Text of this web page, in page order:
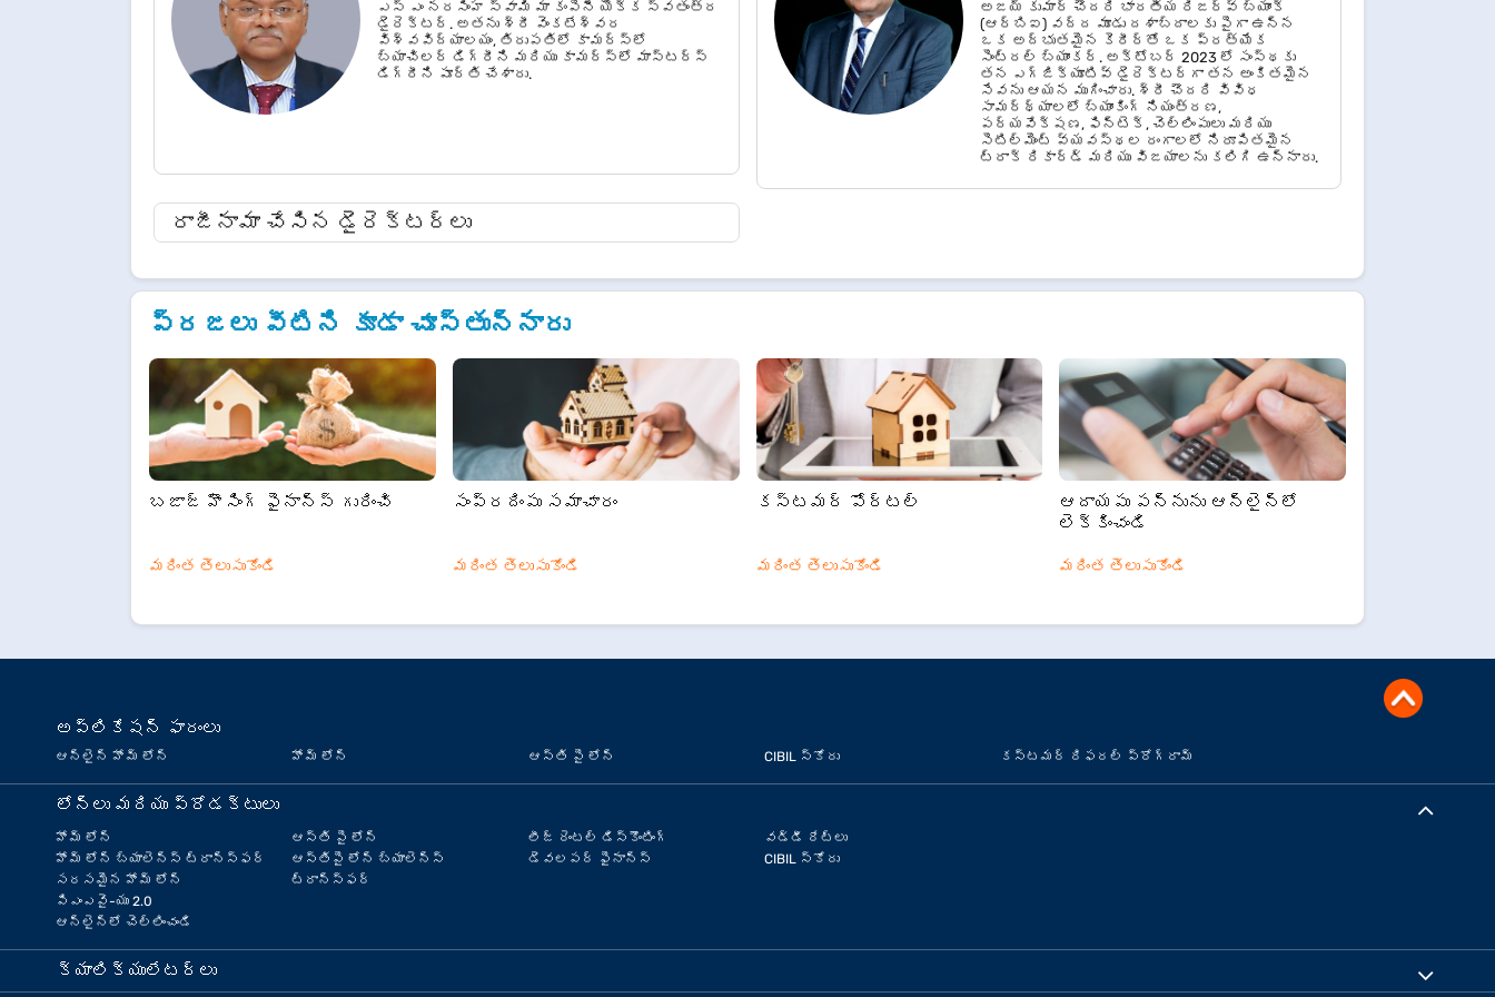
ఎస్ ఎం నరసింహ స్వామి మా కంపెనీ యొక్క స్వతంత్ర
డైరెక్టర్. అతను శ్రీ వెంకటేశ్వర
విశ్వవిద్యాలయం, తిరుపతిలో కామర్స్‌లో
బ్యాచిలర్ డిగ్రీని మరియు కామర్స్‌లో మాస్టర్స్
డిగ్రీని పూర్తి చేశారు.
అజయ్ కుమార్ చౌదరి భారతీయ రిజర్వ్ బ్యాంక్
(ఆర్‌బిఐ) వద్ద మూడు దశాబ్దాలకు పైగా ఉన్న
ఒక అద్భుతమైన కెరీర్‌తో ఒక ప్రత్యేక
సెంట్రల్ బ్యాంకర్. అక్టోబర్ 2023 లో సంస్థకు
తన ఎగ్జిక్యూటివ్ డైరెక్టర్‌గా తన అంకితమైన
సేవను ఆయన ముగించారు. శ్రీ చౌదరి వివిధ
సామర్థ్యాలలో బ్యాంకింగ్ నియంత్రణ,
పర్యవేక్షణ, ఫిన్‌టెక్, చెల్లింపులు మరియు
సెటిల్‌మెంట్ వ్యవస్థల రంగాలలో నిరూపితమైన
ట్రాక్ రికార్డ్ మరియు విజయాలను కలిగి ఉన్నారు.
రాజీనామా చేసిన డైరెక్టర్లు
ప్రజలు వీటిని కూడా చూస్తున్నారు
బజాజ్ హౌసింగ్ ఫైనాన్స్ గురించి
మరింత తెలుసుకోండి
సంప్రదింపు సమాచారం
మరింత తెలుసుకోండి
కస్టమర్ పోర్టల్
మరింత తెలుసుకోండి
ఆదాయపు పన్నును ఆన్‌లైన్‌లో
లెక్కించండి
మరింత తెలుసుకోండి
అప్లికేషన్ ఫారంలు
ఆన్‌లైన్ హోమ్ లోన్ హోమ్ లోన్ ఆస్తి పై లోన్ CIBIL స్కోరు కస్టమర్ రిఫరల్ ప్రోగ్రామ్
లోన్లు మరియు ప్రోడక్టులు
హోమ్ లోన్
హోమ్ లోన్ బ్యాలెన్స్ ట్రాన్స్‌ఫర్
సరసమైన హోమ్ లోన్
పిఎంఎవై-యు 2.0
ఆన్‌లైన్‌లో చెల్లించండి
ఆస్తి పై లోన్
ఆస్తిపై లోన్ బ్యాలెన్స్
ట్రాన్స్‌ఫర్
లీజ్ రెంటల్ డిస్కౌంటింగ్
డెవలపర్ ఫైనాన్స్
వడ్డీ రేట్లు
CIBIL స్కోరు
క్యాలిక్యులేటర్లు